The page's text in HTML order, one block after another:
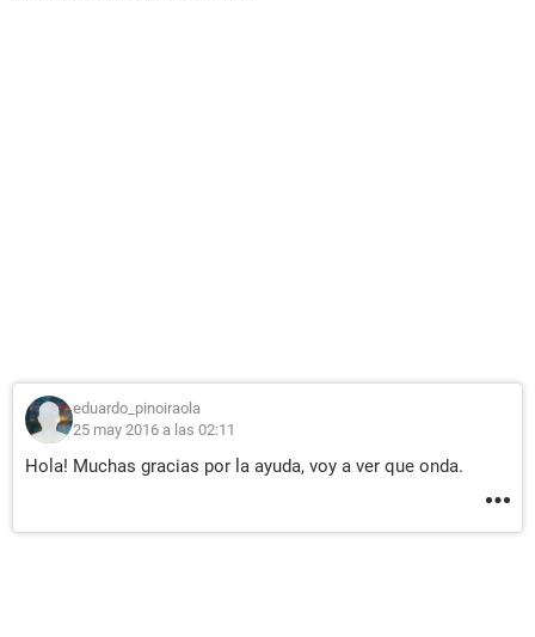
eduardo_pinoiraola
25 may 2016 a las 02:11
Hola! Muchas gracias por la ayuda, voy a ver que onda.